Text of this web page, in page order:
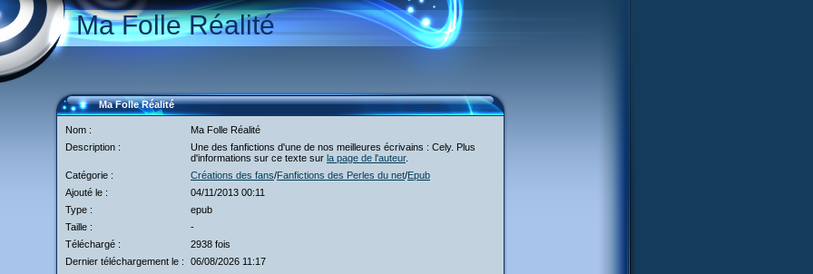
Ma Folle Réalité
Ma Folle Réalité
Nom :
Ma Folle Réalité
Description :
Une des fanfictions d'une de nos meilleures écrivains : Cely. Plus
d'informations sur ce texte sur la page de l'auteur.
Catégorie :
Créations des fans/Fanfictions des Perles du net/Epub
Ajouté le :
04/11/2013 00:11
Type :
epub
Taille :
-
Téléchargé :
2938 fois
Dernier téléchargement le :
06/08/2026 11:17